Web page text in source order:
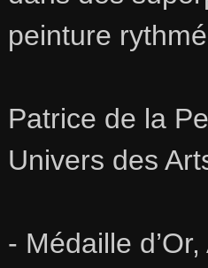
peinture
Patrice de la
Univers des
- Médaille